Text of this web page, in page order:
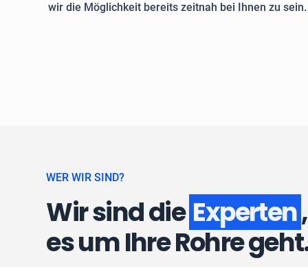
wir die Möglichkeit bereits zeitnah bei Ihnen zu sein.
WER WIR SIND?
Wir sind die Experten
es um Ihre Rohre geht.